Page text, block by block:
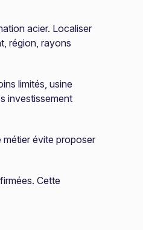
acier. Localiser
région, rayons
limités, usine
investissement
métier évite proposer
Cette